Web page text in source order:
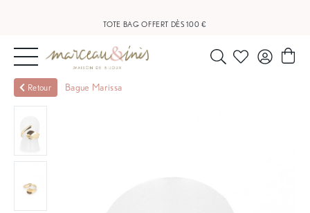
TOTE BAG OFFERT DÈS 100 €
NOUVEAUTÉS
OUTLET
Retour Bague Marissa